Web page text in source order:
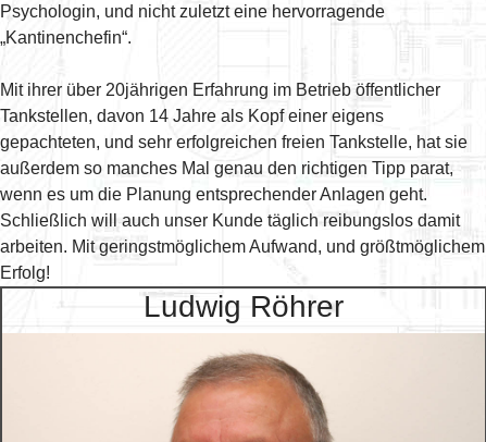
Psychologin, und nicht zuletzt eine hervorragende
„Kantinenchefin“.
Mit ihrer über 20jährigen Erfahrung im Betrieb öffentlicher
Tankstellen, davon 14 Jahre als Kopf einer eigens
gepachteten, und sehr erfolgreichen freien Tankstelle, hat sie
außerdem so manches Mal genau den richtigen Tipp parat,
wenn es um die Planung entsprechender Anlagen geht.
Schließlich will auch unser Kunde täglich reibungslos damit
arbeiten. Mit geringstmöglichem Aufwand, und größtmöglichem
Erfolg!
Ludwig Röhrer